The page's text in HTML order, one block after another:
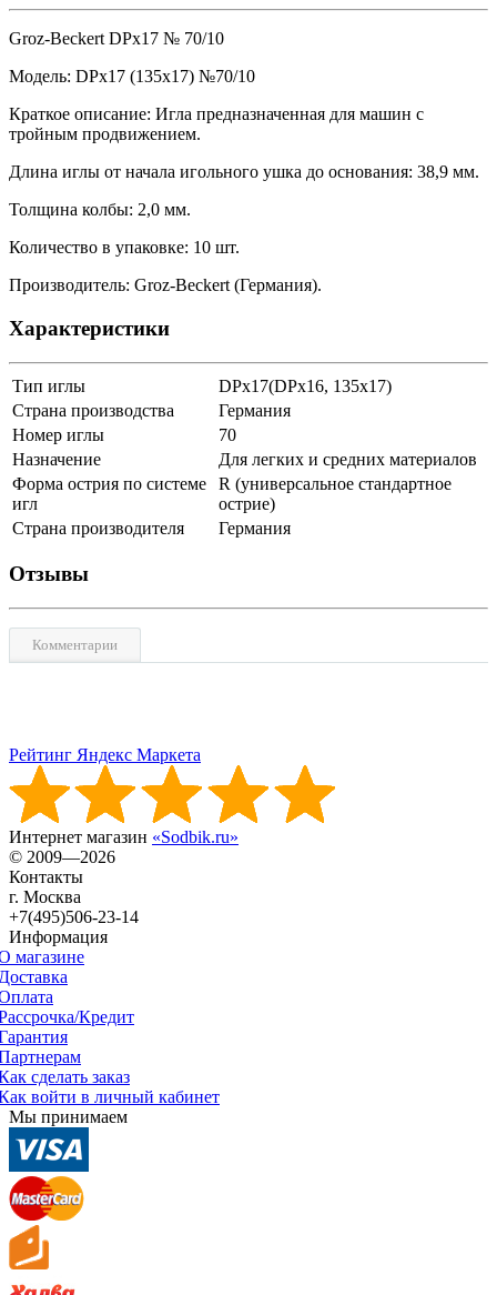
Groz-Beckert DPx17 № 70/10
Модель: DPx17 (135x17) №70/10
Краткое описание: Игла предназначенная для машин с
тройным продвижением.
Длина иглы от начала игольного ушка до основания: 38,9 мм.
Толщина колбы: 2,0 мм.
Количество в упаковке: 10 шт.
Производитель: Groz-Beckert (Германия).
Характеристики
Тип иглы
DPx17(DPx16, 135x17)
Страна производства
Германия
Номер иглы
70
Назначение
Для легких и средних материалов
Форма острия по системе
игл
R (универсальное стандартное
острие)
Страна производителя
Германия
Отзывы
Комментарии
Рейтинг Яндекс Маркета
Интернет магазин «Sodbik.ru»
© 2009—2026
Контакты
г. Москва
+7(495)506-23-14
Информация
магазине
Кредит
сделать заказ
войти в личный кабинет
Мы принимаем